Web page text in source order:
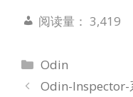
阅读量： 3,419
分
类
Odin
Odin-